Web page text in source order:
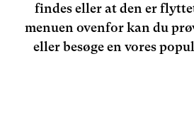
findes eller at den er
menuen ovenfor kan du
eller besøge en vores